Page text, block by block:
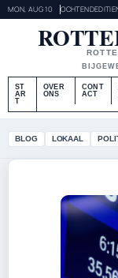
MON, AUG 10 OCHTENDEDITIE
ST
AR
T
OVER
ONS
CONT
ACT
BLOG LOKAAL